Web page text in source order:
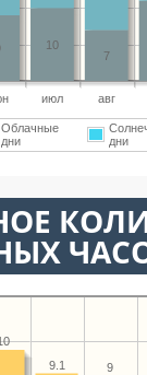
июл авг
7
10
Облачные
дни
дни
9
9.1